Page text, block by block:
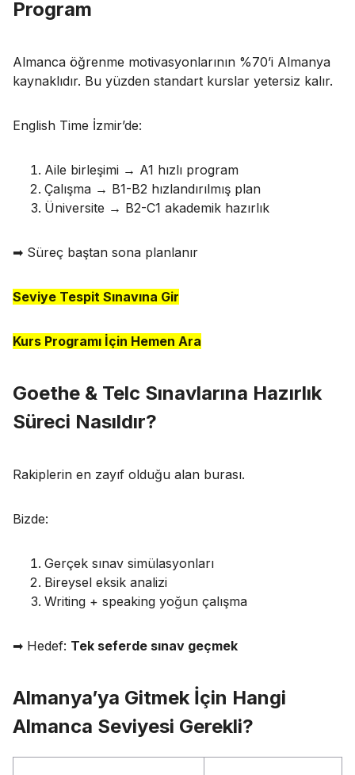
Program
Almanca öğrenme motivasyonlarının %70’i Almanya
kaynaklıdır. Bu yüzden standart kurslar yetersiz kalır.
English Time İzmir’de:
Aile birleşimi → A1 hızlı program
Çalışma → B1-B2 hızlandırılmış plan
Üniversite → B2-C1 akademik hazırlık
➡ Süreç baştan sona planlanır
Seviye Tespit Sınavına Gir
Kurs Programı İçin Hemen Ara
Goethe & Telc Sınavlarına Hazırlık
Süreci Nasıldır?
Rakiplerin en zayıf olduğu alan burası.
Bizde:
Gerçek sınav simülasyonları
Bireysel eksik analizi
Writing + speaking yoğun çalışma
➡ Hedef: Tek seferde sınav geçmek
Almanya’ya Gitmek İçin Hangi
Almanca Seviyesi Gerekli?